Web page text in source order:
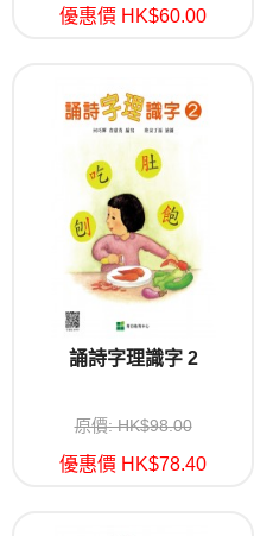
優惠價 HK$60.00
誦詩字理識字 2
原價: HK$98.00
優惠價 HK$78.40